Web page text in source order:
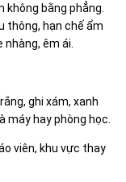
bằng phẳng.
thông, hạn chế ẩm
êm ái.
ghi xám, xanh
máy hay phòng học.
viên, khu vực thay